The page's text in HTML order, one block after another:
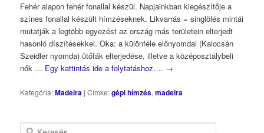
Fehér alapon fehér fonallal készül. Napjainkban kiegészítője a
színes fonallal készült hímzéseknek. Likvarrás = singlölés mintái
mutatják a legtöbb egyezést az ország más területein elterjedt
hasonló díszítésekkel. Oka: a különféle előnyomdai (Kalocsán
Szeidler nyomda) ütőfák elterjedése, illetve a középosztálybeli
nők … Egy kattintás ide a folytatáshoz…. →
Kategória:Madeira |Címke:gépi hímzés,madeira